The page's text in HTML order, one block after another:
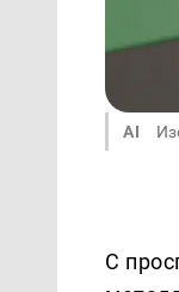
AI
С